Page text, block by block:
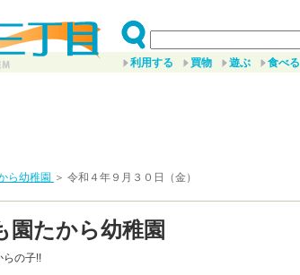
利用する 買物 遊ぶ 食べる
ら幼稚園 ＞ 令和４年９月３０日（金）
園たから幼稚園
らの子!!